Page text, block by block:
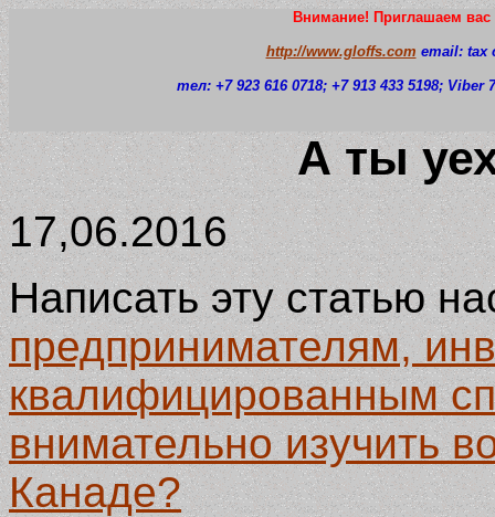
Внимание! Приглашаем
http://www.gloffs.com email: tax
тел: +7 923 616 0718; +7 913 433 5198; Viber
А ты
17,06.2016
Написать эту статью
предпринимателям,
квалифицированным
внимательно изучить
Канаде?